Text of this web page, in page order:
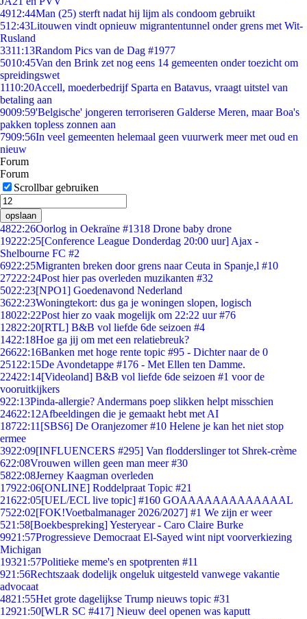
4912:44Man (25) sterft nadat hij lijm als condoom gebruikt
512:43Litouwen vindt opnieuw migrantentunnel onder grens met Wit-
Rusland
3311:13Random Pics van de Dag #1977
5010:45Van den Brink zet nog eens 14 gemeenten onder toezicht om
spreidingswet
1110:20Accell, moederbedrijf Sparta en Batavus, vraagt uitstel van
betaling aan
9009:59'Belgische' jongeren terroriseren Galderse Meren, maar Boa's
pakken topless zonnen aan
7909:56In veel gemeenten helemaal geen vuurwerk meer met oud en
nieuw
Forum
Forum
Scrollbar gebruiken
opslaan
4822:26Oorlog in Oekraïne #1318 Drone baby drone
19222:25[Conference League Donderdag 20:00 uur] Ajax -
Shelbourne FC #2
6922:25Migranten breken door grens naar Ceuta in Spanje,l #10
27222:24Post hier pas overleden muzikanten #32
5022:23[NPO1] Goedenavond Nederland
3622:23Woningtekort: dus ga je woningen slopen, logisch
18022:22Post hier zo vaak mogelijk om 22:22 uur #76
12822:20[RTL] B&B vol liefde 6de seizoen #4
1422:18Hoe ga jij om met een relatiebreuk?
26622:16Banken met hoge rente topic #95 - Dichter naar de 0
251 22:15De Avondetappe #176 - Met Ellen ten Damme.
22422:14[Videoland] B&B vol liefde 6de seizoen #1 voor de
vooruitkijkers
922:13Pinda-allergie? Andermans poep slikken helpt misschien
24622:12Afbeeldingen die je gemaakt hebt met AI
18722:11 [SBS6] De Oranjezomer #10 Helene je kan het niet stop
ermee
3922:09[INFLUENCERS #295] Van flodderslinger tot Shrek-crème
622:08Vrouwen willen geen man meer #30
5822:08Jerney Kaagman overleden
17922:06[ONLINE] Roddelpraat Topic #21
21622:05[UEL/ECL live topic] #160 GOAAAAAAAAAAAAAL
7522:02[FOK!Voetbalmanager 2026/2027] #1 We zijn er weer
521:58[Boekbespreking] Yesteryear - Caro Claire Burke
9921:57Progressieve Democraat El-Sayed wint nipt voorverkiezing
Michigan
19321:57Politieke meme's en spotprenten #11
921:56Rechtszaak dodelijk ongeluk uitgesteld vanwege vakantie
advocaat
4821:55Het grote dagelijkse Trump nieuws topic #31
12921:50[WLR SC #417] Nieuw deel openen was kaputt